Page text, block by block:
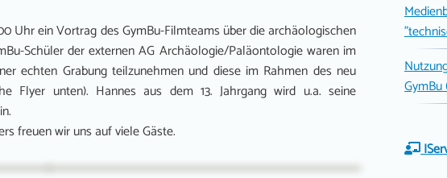
Uhr ein Vortrag des GymBu-Filmteams über die archäologischen
Schüler der externen AG Archäologie/Paläontologie waren im
echten Grabung teilzunehmen und diese im Rahmen des neu
Flyer unten). Hannes aus dem 13. Jahrgang wird u.a. seine
freuen wir uns auf viele Gäste.
GymBu